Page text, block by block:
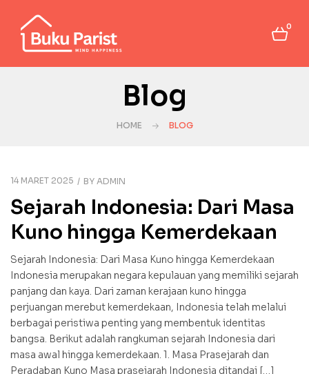
0
Blog
HOME BLOG
14 MARET 2025 BY ADMIN
Sejarah Indonesia: Dari Masa
Kuno hingga Kemerdekaan
Sejarah Indonesia: Dari Masa Kuno hingga Kemerdekaan
Indonesia merupakan negara kepulauan yang memiliki sejarah
panjang dan kaya. Dari zaman kerajaan kuno hingga
perjuangan merebut kemerdekaan, Indonesia telah melalui
berbagai peristiwa penting yang membentuk identitas
bangsa. Berikut adalah rangkuman sejarah Indonesia dari
masa awal hingga kemerdekaan. 1. Masa Prasejarah dan
Peradaban Kuno Masa prasejarah Indonesia ditandai […]